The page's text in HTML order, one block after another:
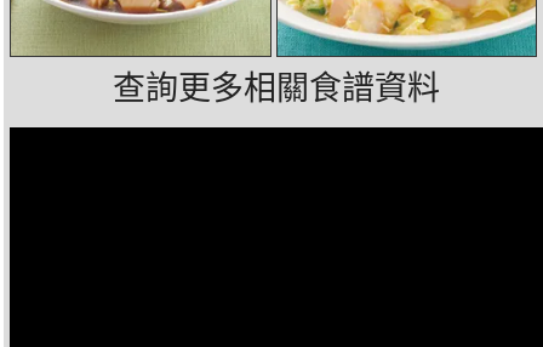
查詢更多相關食譜資料